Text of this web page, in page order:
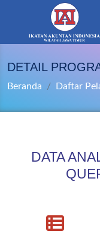
DETAIL
Beranda Daftar
DATA